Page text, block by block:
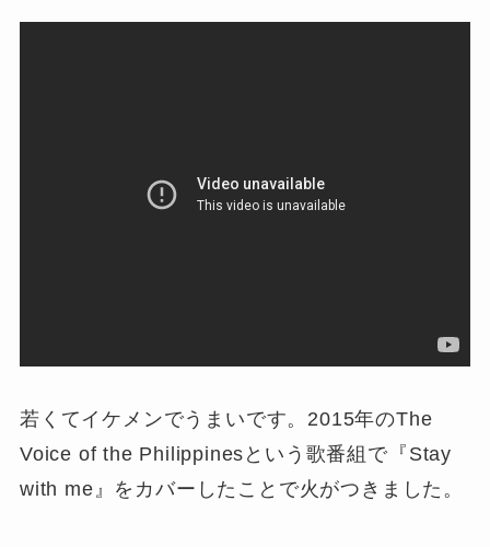
若くてイケメンでうまいです。2015年のThe
Voice of the Philippinesという歌番組で『Stay
with me』をカバーしたことで火がつきました。